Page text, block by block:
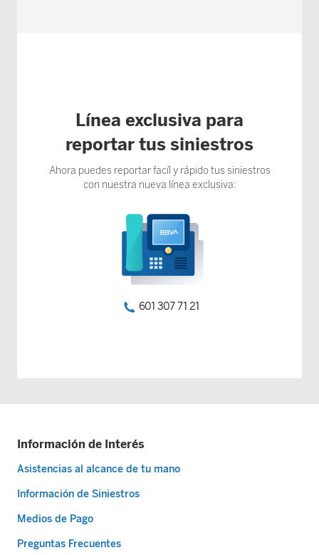
Línea exclusiva para
reportar tus siniestros
Ahora puedes reportar facíl y rápido tus siniestros
con nuestra nueva línea exclusiva:
601 307 71 21
Información de Interés
Asistencias al alcance de tu mano
Información de Siniestros
Medios de Pago
Preguntas Frecuentes